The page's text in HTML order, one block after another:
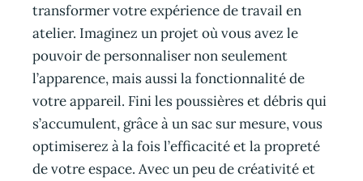
transformer votre expérience de travail en
atelier. Imaginez un projet où vous avez le
pouvoir de personnaliser non seulement
l’apparence, mais aussi la fonctionnalité de
votre appareil. Fini les poussières et débris qui
s’accumulent, grâce à un sac sur mesure, vous
optimiserez à la fois l’efficacité et la propreté
de votre espace. Avec un peu de créativité et